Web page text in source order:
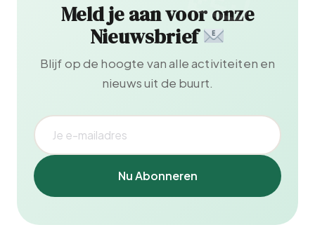
Meld je aan voor onze
Nieuwsbrief
Blijf op de hoogte van alle activiteiten en
nieuws uit de buurt.
Nu Abonneren